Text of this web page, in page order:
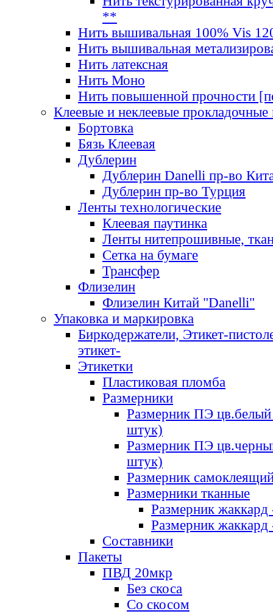
**
Нить вышивальная 100% Vis
Нить вышивальная
Нить латексная
Нить Моно
Нить повышенной прочности
Клеевые и неклеевые прокладочные
Бортовка
Бязь Клеевая
Дублерин
Дублерин Danelli пр-во
Дублерин пр-во Турция
Ленты технологические
Клеевая паутинка
Ленты нитепрошивные,
Сетка на бумаге
Трансфер
Флизелин
Флизелин Китай "Danelli"
Упаковка и маркировка
Биркодержатели, Этикет-
этикет-
Этикетки
Пластиковая пломба
Размерники
Размерник ПЭ цв.белый
штук)
Размерник ПЭ
штук)
Размерник
Размерники тканные
Размерник
Размерник
Составники
Пакеты
ПВД 20мкр
Без скоса
Со скосом